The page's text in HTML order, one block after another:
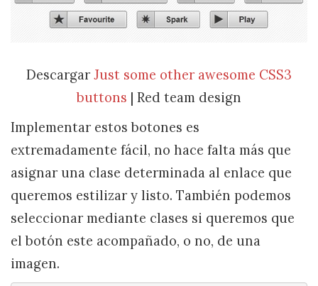
Descargar Just some other awesome CSS3
buttons | Red team design
Implementar estos botones es
extremadamente fácil, no hace falta más que
asignar una clase determinada al enlace que
queremos estilizar y listo. También podemos
seleccionar mediante clases si queremos que
el botón este acompañado, o no, de una
imagen.